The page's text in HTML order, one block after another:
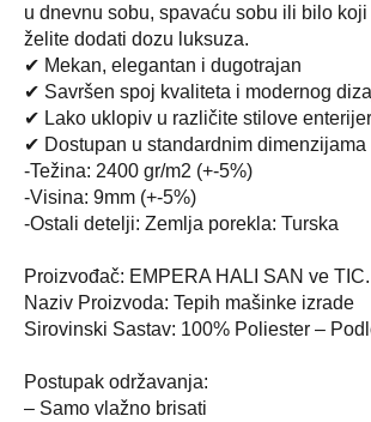
u dnevnu sobu, spavaću sobu ili bilo
želite dodati dozu luksuza.
✔ Mekan, elegantan i dugotrajan
✔ Savršen spoj kvaliteta i modernog
✔ Lako uklopiv u različite stilove
✔ Dostupan u standardnim dimenzijama
-Težina: 2400 gr/m2 (+-5%)
-Visina: 9mm (+-5%)
-Ostali detelji: Zemlja porekla: Turska
Proizvođač: EMPERA HALI SAN ve
Naziv Proizvoda: Tepih mašinke izrade
Sirovinski Sastav: 100% Poliester –
Postupak održavanja:
– Samo vlažno brisati